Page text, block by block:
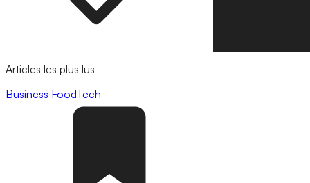
Articles les plus lus
Business FoodTech